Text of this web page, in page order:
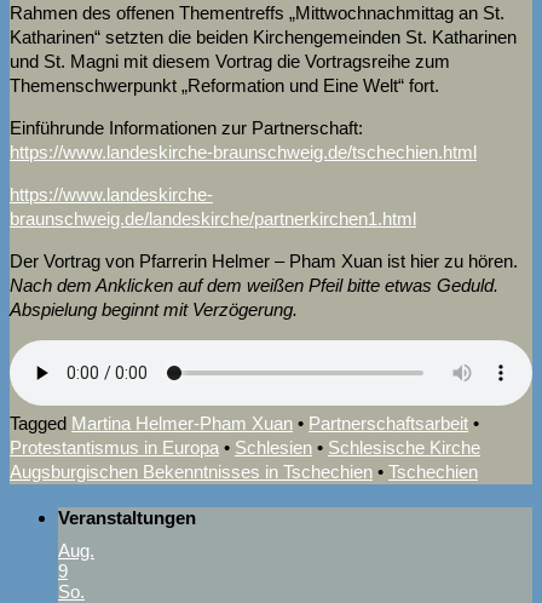
Rahmen des offenen Thementreffs „Mittwochnachmittag an St.
Katharinen“ setzten die beiden Kirchengemeinden St. Katharinen
und St. Magni mit diesem Vortrag die Vortragsreihe zum
Themenschwerpunkt „Reformation und Eine Welt“ fort.
Einführunde Informationen zur Partnerschaft:
https://www.landeskirche-braunschweig.de/tschechien.html
https://www.landeskirche-
braunschweig.de/landeskirche/partnerkirchen1.html
Der Vortrag von Pfarrerin Helmer – Pham Xuan ist hier zu hören.
Nach dem Anklicken auf dem weißen Pfeil bitte etwas Geduld.
Abspielung beginnt mit Verzögerung.
Tagged Martina Helmer-Pham Xuan • Partnerschaftsarbeit •
Protestantismus in Europa • Schlesien • Schlesische Kirche
Augsburgischen Bekenntnisses in Tschechien • Tschechien
Veranstaltungen
Aug.
9
So.